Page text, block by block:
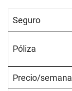
Seguro
Póliza
Precio/semana